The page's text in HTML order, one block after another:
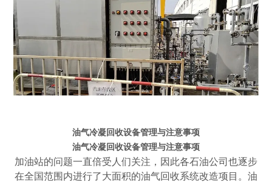
油气冷凝回收设备管理与注意事项
油气冷凝回收设备管理与注意事项
加油站的问题一直倍受人们关注，因此各石油公司也逐步
在全国范围内进行了大面积的油气回收系统改造项目。油